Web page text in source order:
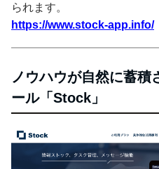
られます。
https://www.stock-app.info/
ノウハウが自然に蓄積
ール「Stock」